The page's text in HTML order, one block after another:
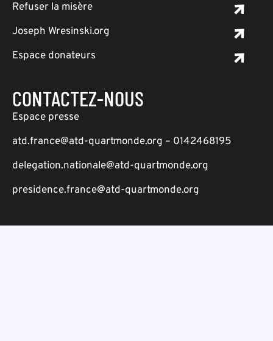
Refuser la misère
Joseph Wresinski.org
Espace donateurs
CONTACTEZ-NOUS
Espace presse
atd.france@atd-quartmonde.org – 0142468195
delegation.nationale@atd-quartmonde.org
presidence.france@atd-quartmonde.org